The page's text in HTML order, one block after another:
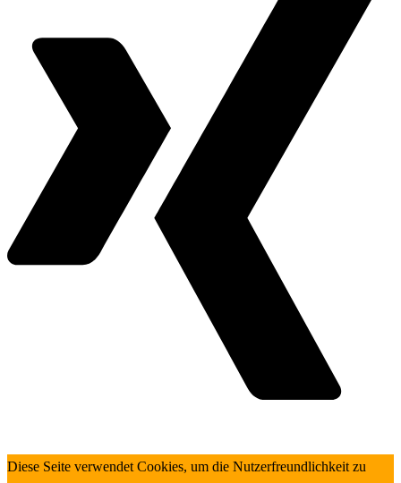
Diese Seite verwendet Cookies, um die Nutzerfreundlichkeit zu